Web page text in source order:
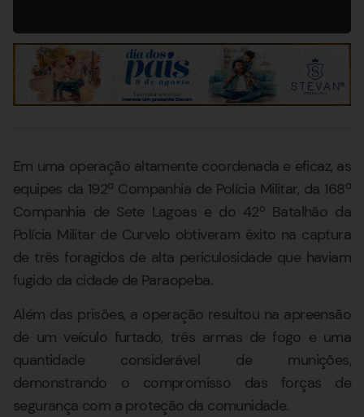
Em uma operação altamente coordenada e eficaz, as
equipes da 192ª Companhia de Polícia Militar, da 168ª
Companhia de Sete Lagoas e do 42º Batalhão da
Polícia Militar de Curvelo obtiveram êxito na captura
de três foragidos de alta periculosidade que haviam
fugido da cidade de Paraopeba.
Além das prisões, a operação resultou na apreensão
de um veículo furtado, três armas de fogo e uma
quantidade considerável de munições,
demonstrando o compromisso das forças de
segurança com a proteção da comunidade.